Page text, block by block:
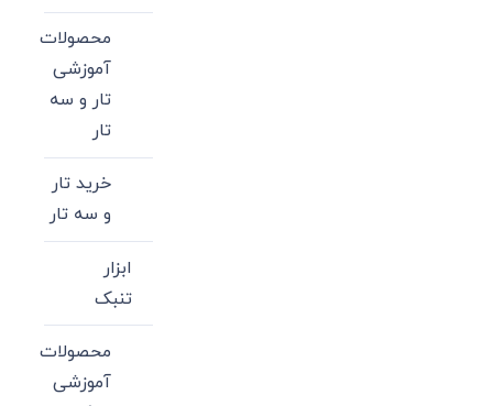
محصولات
آموزشی
تار و سه
تار
خرید تار
و سه تار
ابزار
تنبک
محصولات
آموزشی